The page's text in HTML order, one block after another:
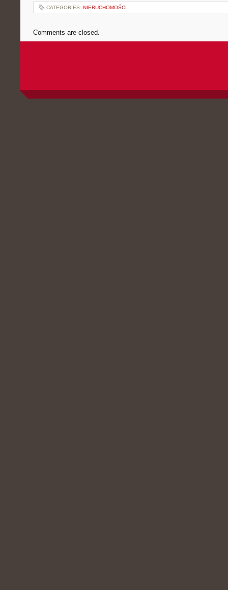
CATEGORIES: NIERUCHOMOŚCI
Comments are closed.